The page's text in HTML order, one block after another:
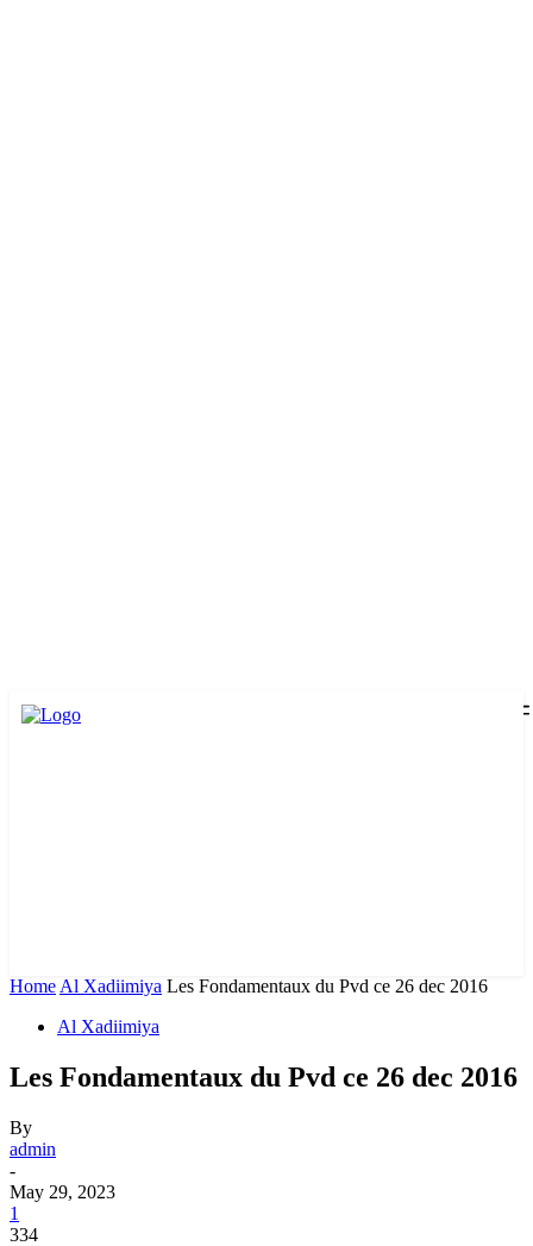
Home Al Xadiimiya Les Fondamentaux du Pvd ce 26 dec 2016
Al Xadiimiya
Les Fondamentaux du Pvd ce 26 dec 2016
By
admin
-
May 29, 2023
1
334